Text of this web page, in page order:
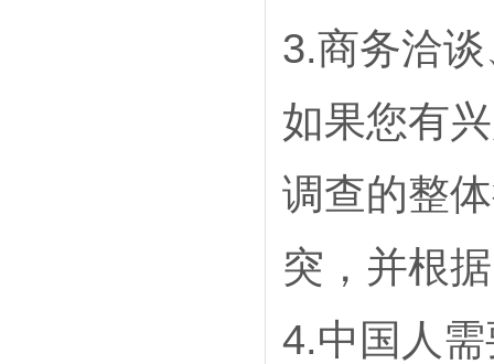
3.商务洽
如果您有
调查的整
突，并根
4.中国人